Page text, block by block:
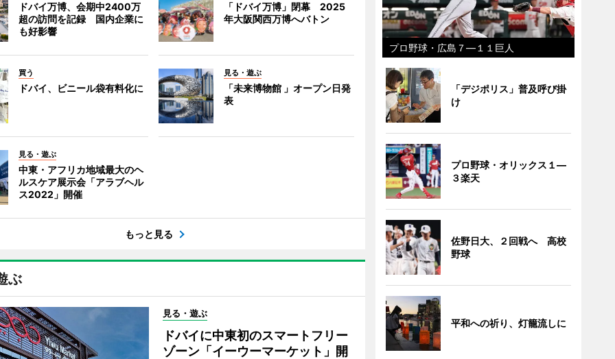
ドバイ万博、会期中2400万
超の訪問を記録 国内企業に
も好影響
「ドバイ万博」閉幕 2025
年大阪関西万博へバトン
買う
ドバイ、ビニール袋有料化に
見る・遊ぶ
「未来博物館 」オープン日発
表
見る・遊ぶ
中東・アフリカ地域最大のヘ
ルスケア展示会「アラブヘル
ス2022」開催
もっと見る
ぶ
見る・遊ぶ
ドバイに中東初のスマートフリー
ゾーン「イーウーマーケット」開
プロ野球・広島７―１１巨人
「デジポリス」普及呼び掛
け
プロ野球・オリックス１―
３楽天
佐野日大、２回戦へ 高校
野球
平和への祈り、灯籠流しに